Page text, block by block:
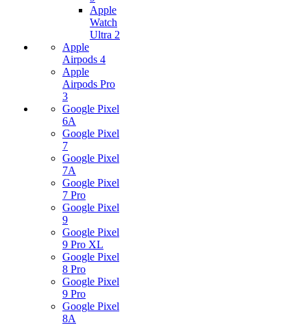
Apple
Watch
Ultra 2
Apple
Airpods 4
Apple
Airpods Pro
3
Google Pixel
6A
Google Pixel
7
Google Pixel
7А
Google Pixel
7 Pro
Google Pixel
9
Google Pixel
9 Pro XL
Google Pixel
8 Pro
Google Pixel
9 Pro
Google Pixel
8A